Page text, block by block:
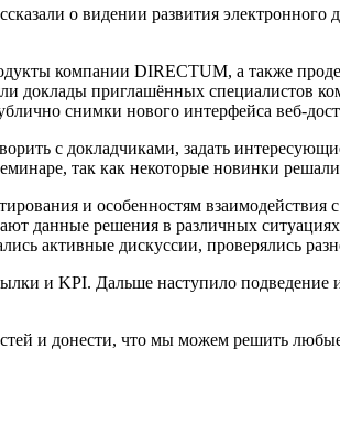
о видении развития электронного
компании DIRECTUM, а также
доклады приглашённых специалистов
снимки нового интерфейса веб-
с докладчиками, задать
так как некоторые новинки
и особенностям взаимодействия
данные решения в различных
активные дискуссии, проверялись
и KPI. Дальше наступило подведение
и донести, что мы можем решить